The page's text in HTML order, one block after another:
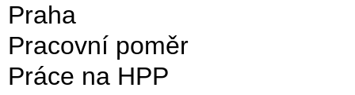
Praha
Pracovní poměr
Práce na HPP